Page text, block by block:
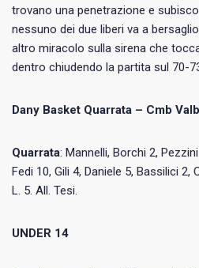
trovano una penetrazione e
nessuno dei due liberi va a
altro miracolo sulla sirena che
dentro chiudendo la partita sul 70-
Dany Basket Quarrata – Cmb
Quarrata: Mannelli, Borchi 2,
Fedi 10, Gili 4, Daniele 5, Bassilici 2,
L. 5. All. Tesi.
UNDER 14